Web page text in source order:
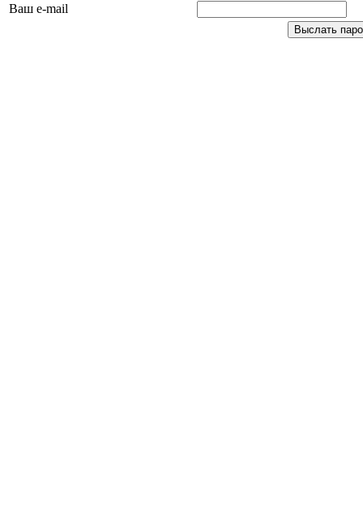
Ваш e-mail